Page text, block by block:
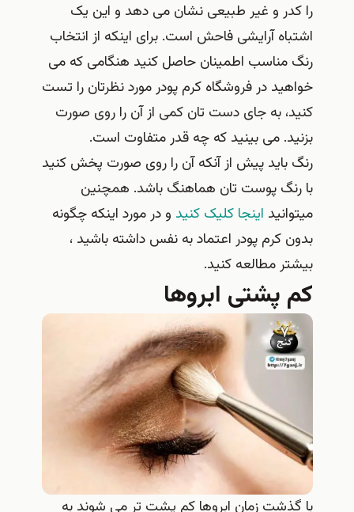
را کدر و غیر طبیعی نشان می دهد و این یک
اشتباه آرایشی فاحش است. برای اینکه از انتخاب
رنگ مناسب اطمینان حاصل کنید هنگامی که می
خواهید در فروشگاه کرم پودر مورد نظرتان را تست
کنید، به جای دست تان کمی از آن را روی صورت
بزنید. می بینید که چه قدر متفاوت است.
رنگ باید پیش از آنکه آن را روی صورت پخش کنید
با رنگ پوست تان هماهنگ باشد. همچنین
میتوانید اینجا کلیک کنید و در مورد اینکه چگونه
بدون کرم پودر اعتماد به نفس داشته باشید ،
بیشتر مطالعه کنید.
کم پشتی ابروها
با گذشت زمان ابروها کم پشت تر می شوند به